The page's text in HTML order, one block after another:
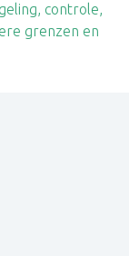
controle,
grenzen en